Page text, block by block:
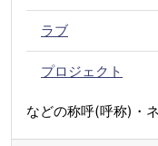
ラブ
プロジェクト
などの称呼(呼称)・